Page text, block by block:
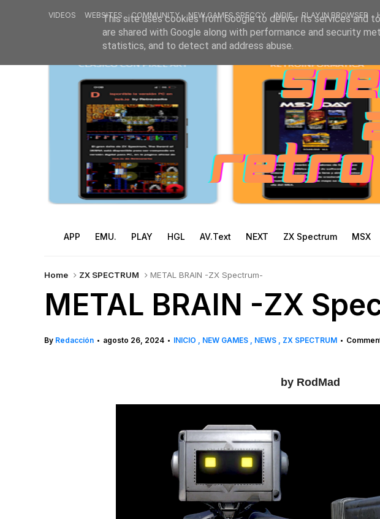
VIDEOS WEBSITES COMMUNITY NEW GAMES SPECCY INDIE PLAY IN BROWSER
APP EMU. PLAY HGL AV.Text NEXT ZX Spectrum MSX
Home ZX SPECTRUM METAL BRAIN -ZX Spectrum-
METAL BRAIN -ZX
By Redacción • agosto 26, 2024 • INICIO NEW GAMES NEWS ZX SPECTRUM •
by RodMad
This site uses cookies from Google to deliver its services and
are shared with Google along with performance and security
statistics, and to detect and address abuse.